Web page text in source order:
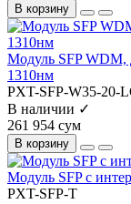
В корзину
Модуль SFP WDM,
1310нм
PXT-SFP-W35-20-
В наличии ✓
261 954 сум
В корзину
Модуль SFP с
PXT-SFP-T